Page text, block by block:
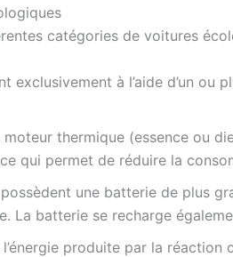
catégories de voitures
exclusivement à l’aide d’un
thermique (essence ou
qui permet de réduire la
une batterie de plus
La batterie se recharge
produite par la réaction